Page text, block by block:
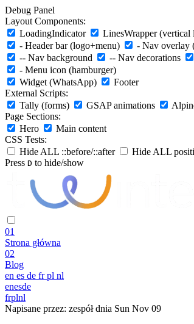
Debug Panel
Layout Components:
LoadingIndicator
LinesWrapper (vertical
- Header bar (logo+menu)
- Nav overlay
-- Nav background
-- Nav decorations
- Menu icon (hamburger)
Widget (WhatsApp)
Footer
External Scripts:
Tally (forms)
GSAP animations
Page Sections:
Hero
Main content
CSS Tests:
Hide ALL ::before/::after
Hide ALL
Press D to hide/show
01
Strona główna
02
Blog
en es de fr pl nl
enesde
frplnl
Napisane przez: zespół dnia Sun Nov 09